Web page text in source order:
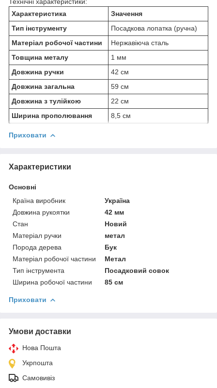
Характеристика
Значення
Тип інструменту
Посадкова лопатка (ручна)
Матеріал робочої частини
Нержавіюча сталь
Товщина металу
1 мм
Довжина ручки
42 см
Довжина загальна
59 см
Довжина з тулійкою
22 см
Ширина прополювання
8,5 см
Приховати
Характеристики
Основні
Країна виробник
Україна
Довжина рукоятки
42 мм
Стан
Новий
Матеріал ручки
метал
Порода дерева
Бук
Матеріал робочої частини
Метал
Тип інструмента
Посадковий совок
Ширина робочої частини
85 см
Приховати
Умови доставки
Нова Пошта
Укрпошта
Самовивіз